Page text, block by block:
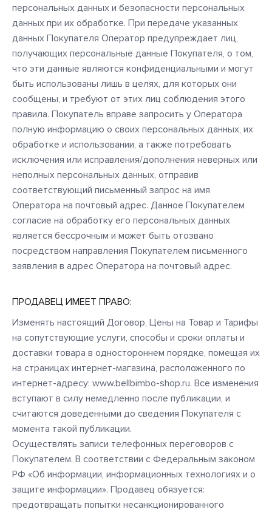
персональных данных и безопасности персональных
данных при их обработке. При передаче указанных
данных Покупателя Оператор предупреждает лиц,
получающих персональные данные Покупателя, о том,
что эти данные являются конфиденциальными и могут
быть использованы лишь в целях, для которых они
сообщены, и требуют от этих лиц соблюдения этого
правила. Покупатель вправе запросить у Оператора
полную информацию о своих персональных данных, их
обработке и использовании, а также потребовать
исключения или исправления/дополнения неверных или
неполных персональных данных, отправив
соответствующий письменный запрос на имя
Оператора на почтовый адрес. Данное Покупателем
согласие на обработку его персональных данных
является бессрочным и может быть отозвано
посредством направления Покупателем письменного
заявления в адрес Оператора на почтовый адрес.
ПРОДАВЕЦ ИМЕЕТ ПРАВО:
Изменять настоящий Договор, Цены на Товар и Тарифы
на сопутствующие услуги, способы и сроки оплаты и
доставки товара в одностороннем порядке, помещая их
на страницах интернет-магазина, расположенного по
интернет-адресу: www.bellbimbo-shop.ru. Все изменения
вступают в силу немедленно после публикации, и
считаются доведенными до сведения Покупателя с
момента такой публикации.
Осуществлять записи телефонных переговоров с
Покупателем. В соответствии с Федеральным законом
РФ «Об информации, информационных технологиях и о
защите информации». Продавец обязуется:
предотвращать попытки несанкционированного